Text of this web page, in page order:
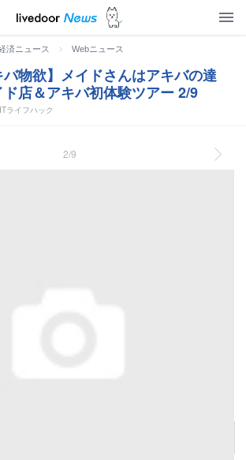
済ニュース > Webニュース
バ物欲】メイドさんはアキバの達
店＆アキバ初体験ツアー 2/9
ITライフハック
2/9